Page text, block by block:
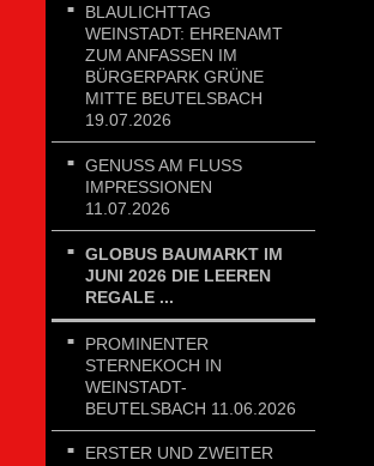
BLAULICHTTAG
WEINSTADT: EHRENAMT
ZUM ANFASSEN IM
BÜRGERPARK GRÜNE
MITTE BEUTELSBACH
19.07.2026
GENUSS AM FLUSS
IMPRESSIONEN
11.07.2026
GLOBUS BAUMARKT IM
JUNI 2026 DIE LEEREN
REGALE ...
PROMINENTER
STERNEKOCH IN
WEINSTADT-
BEUTELSBACH 11.06.2026
ERSTER UND ZWEITER